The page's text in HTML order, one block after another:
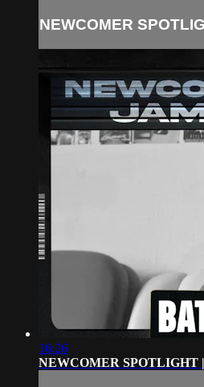
NEWCOMER
16:26
NEWCOMER